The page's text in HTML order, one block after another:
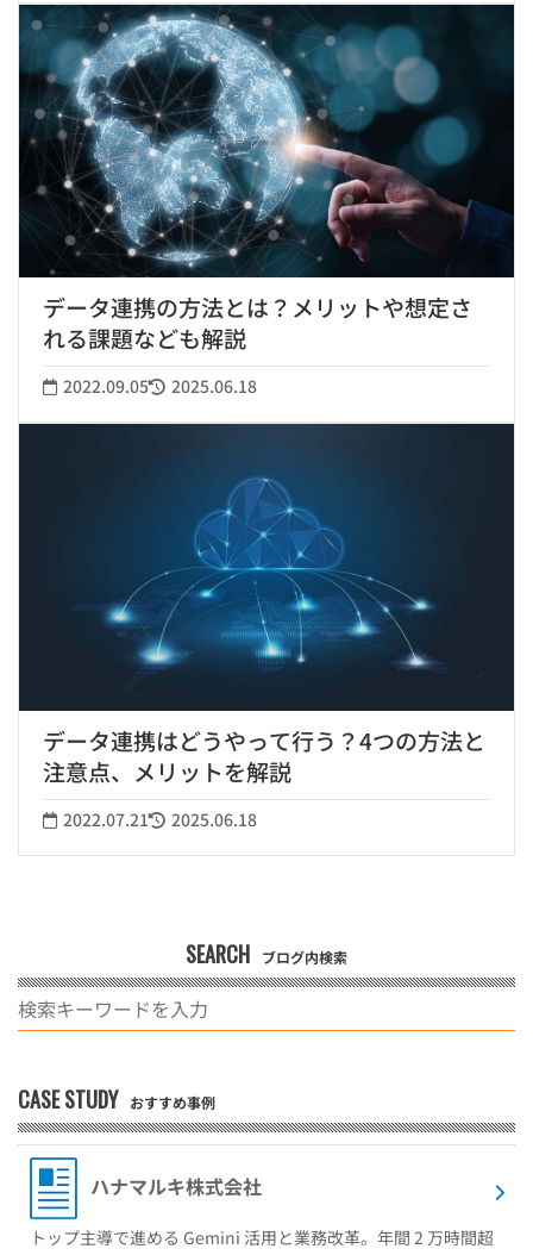
データ連携の方法とは？メリットや想定さ
れる課題なども解説
2022.09.05 2025.06.18
データ連携はどうやって行う？4つの方法と
注意点、メリットを解説
2022.07.21 2025.06.18
SEARCH ブログ内検索
CASE STUDY おすすめ事例
ハナマルキ株式会社
トップ主導で進める Gemini 活用と業務改革。年間 2 万時間超